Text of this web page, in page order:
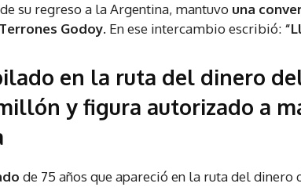
su regreso a la Argentina, mantuvo una
Godoy. En ese intercambio escribió:
en la ruta del dinero
y figura autorizado a
de 75 años que apareció en la ruta del